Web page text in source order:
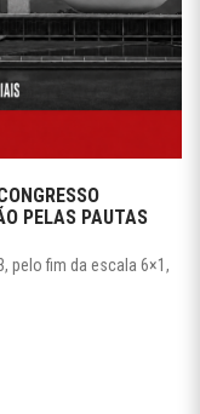
PELAS PAUTAS
pelo fim da escala 6×1,